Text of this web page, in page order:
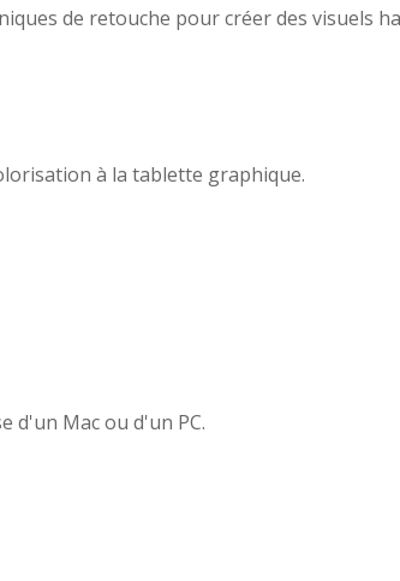
de retouche pour créer des visuels
à la tablette graphique.
d'un Mac ou d'un PC.